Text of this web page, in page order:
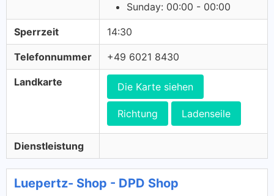
Sunday: 00:00 - 00:00
Sperrzeit 14:30
Telefonnummer +49 6021 8430
Landkarte Die Karte siehen
Richtung Ladenseile
Dienstleistung
Luepertz- Shop - DPD Shop